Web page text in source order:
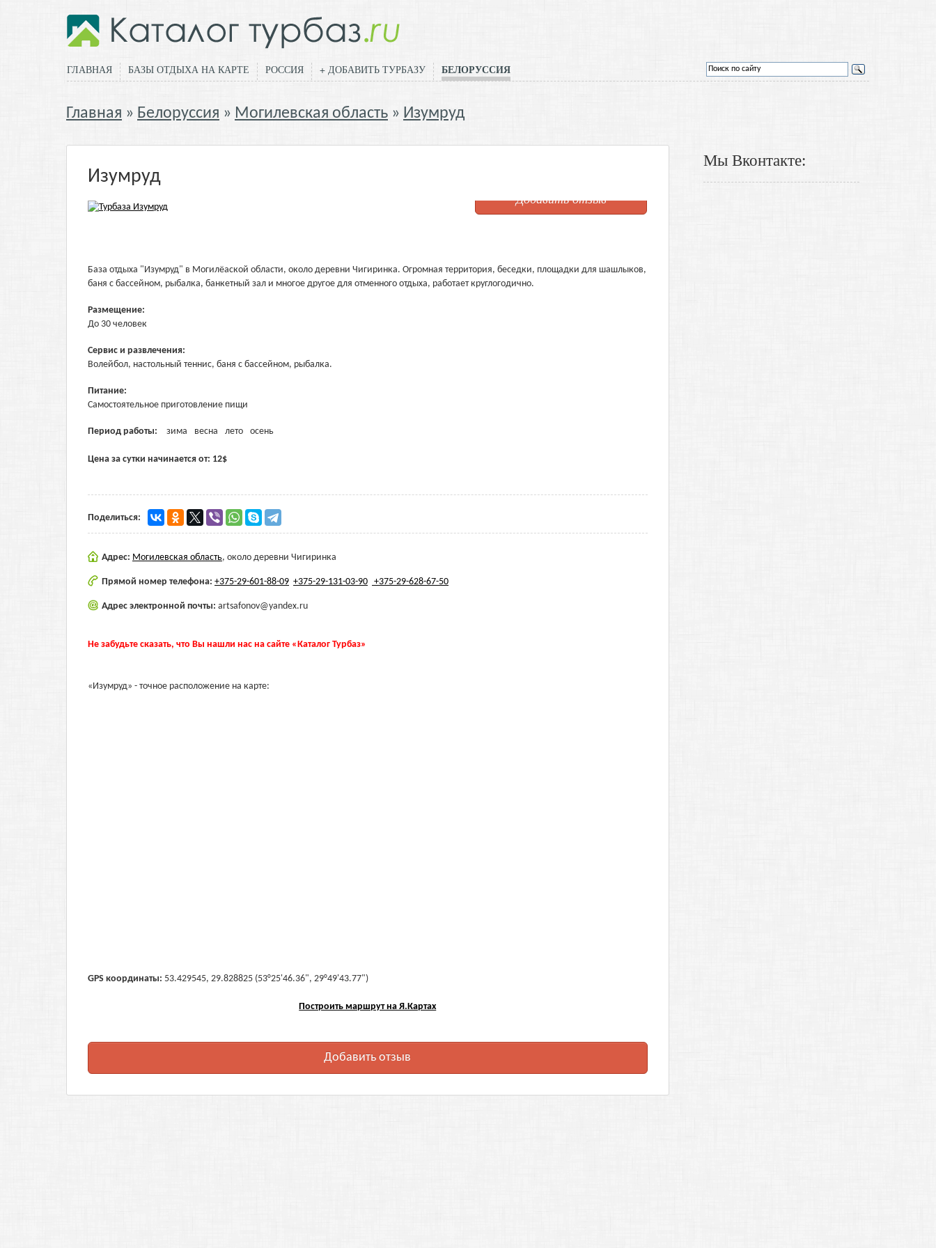
ГЛАВНАЯ БАЗЫ ОТДЫХА НА КАРТЕ РОССИЯ + ДОБАВИТЬ ТУРБАЗУ БЕЛОРУССИЯ
Главная Белоруссия Могилевская область Изумруд
Изумруд
Добавить отзыв
База отдыха "Изумруд" в Могилёаской области, около деревни Чигиринка. Огромная территория, беседки, площадки для шашлыков,
баня с бассейном, рыбалка, банкетный зал и многое другое для отменного отдыха, работает круглогодично.
Размещение:
До 30 человек
Сервис и развлечения:
Волейбол, настольный теннис, баня с бассейном, рыбалка.
Питание:
Самостоятельное приготовление пищи
Период работы: зима весна лето осень
Цена за сутки начинается от: 12$
Поделиться:
Адрес: Могилевская область, около деревни Чигиринка
Прямой номер телефона: +375-29-601-88-09 +375-29-131-03-90 +375-29-628-67-50
Адрес электронной почты: artsafonov@yandex.ru
Не забудьте сказать, что Вы нашли нас на сайте «Каталог Турбаз»
«Изумруд» - точное расположение на карте:
GPS координаты: 53.429545, 29.828825 (53°25'46.36", 29°49'43.77")
Построить маршрут на Я.Картах
Добавить отзыв
Мы Вконтакте: